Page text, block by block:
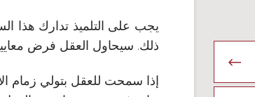
يجب على التلميذ تدارك هذا
ذلك. سيحاول العقل فرض
إذا سمحت للعقل بتولي زمام